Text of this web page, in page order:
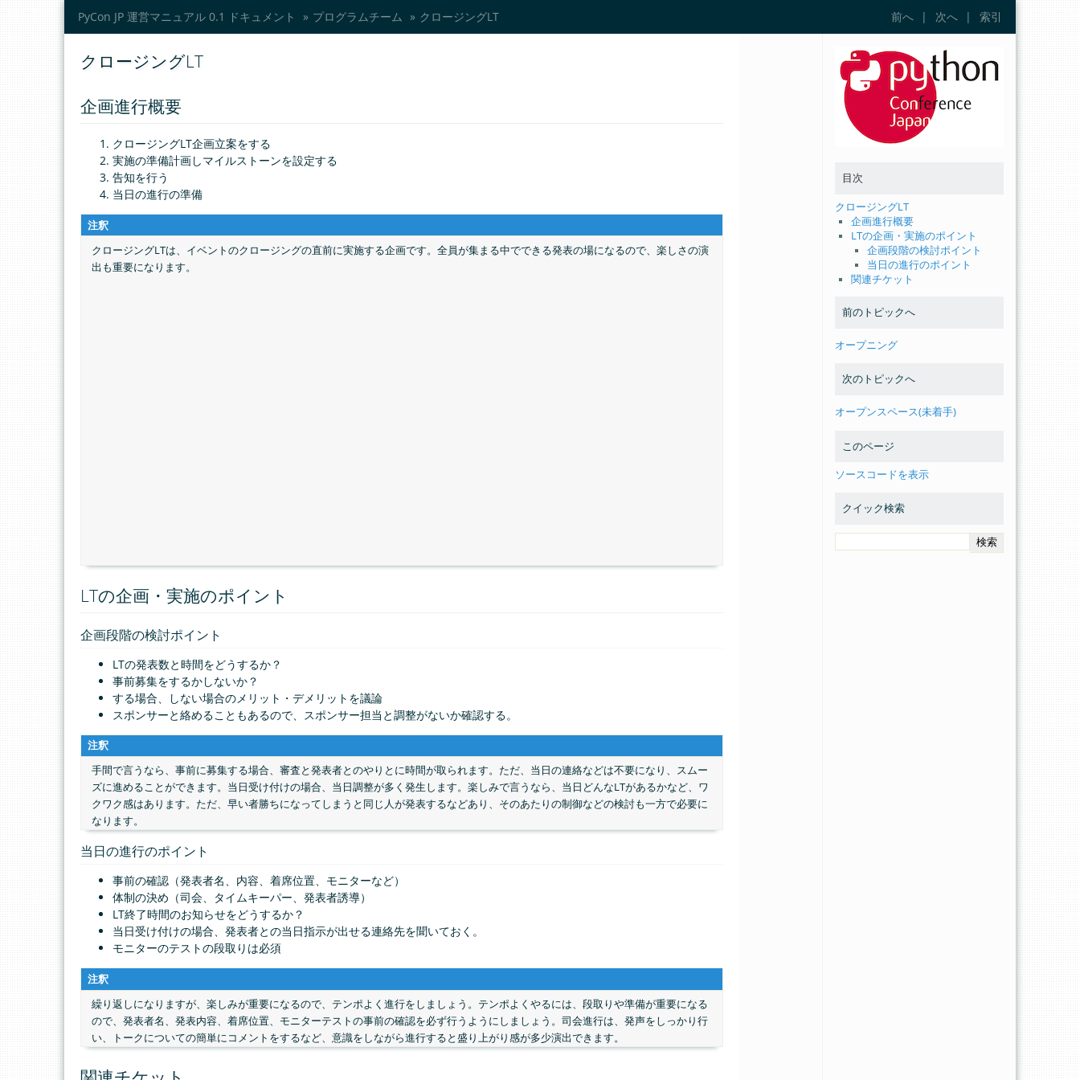
索引
次へ |
前へ |
PyCon JP 運営マニュアル 0.1 ドキュメント » プログラムチーム » クロージングLT
目次
クロージングLT
企画進行概要
LTの企画・実施のポイント
企画段階の検討ポイント
当日の進行のポイント
関連チケット
前のトピックへ
オープニング
次のトピックへ
オープンスペース(未着手)
このページ
ソースコードを表示
クイック検索
クロージングLT
企画進行概要
クロージングLT企画立案をする
実施の準備計画しマイルストーンを設定する
告知を行う
当日の進行の準備
注釈
クロージングLTは、イベントのクロージングの直前に実施する企画です。全員が集まる中でできる発表の場になるので、楽しさの演
出も重要になります。
LTの企画・実施のポイント
企画段階の検討ポイント
LTの発表数と時間をどうするか？
事前募集をするかしないか？
する場合、しない場合のメリット・デメリットを議論
スポンサーと絡めることもあるので、スポンサー担当と調整がないか確認する。
注釈
手間で言うなら、事前に募集する場合、審査と発表者とのやりとに時間が取られます。ただ、当日の連絡などは不要になり、スムー
ズに進めることができます。当日受け付けの場合、当日調整が多く発生します。楽しみで言うなら、当日どんなLTがあるかなど、ワ
クワク感はあります。ただ、早い者勝ちになってしまうと同じ人が発表するなどあり、そのあたりの制御などの検討も一方で必要に
なります。
当日の進行のポイント
事前の確認（発表者名、内容、着席位置、モニターなど）
体制の決め（司会、タイムキーパー、発表者誘導）
LT終了時間のお知らせをどうするか？
当日受け付けの場合、発表者との当日指示が出せる連絡先を聞いておく。
モニターのテストの段取りは必須
注釈
繰り返しになりますが、楽しみが重要になるので、テンポよく進行をしましょう。テンポよくやるには、段取りや準備が重要になる
ので、発表者名、発表内容、着席位置、モニターテストの事前の確認を必ず行うようにしましょう。司会進行は、発声をしっかり行
い、トークについての簡単にコメントをするなど、意識をしながら進行すると盛り上がり感が多少演出できます。